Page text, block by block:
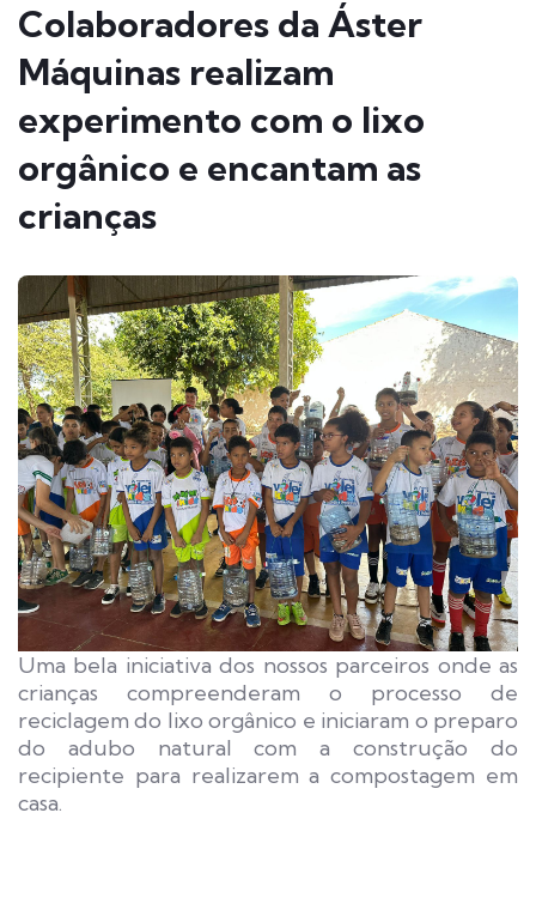
Colaboradores da Áster
Máquinas realizam
experimento com o lixo
orgânico e encantam as
crianças
Uma bela iniciativa dos nossos parceiros onde as
crianças compreenderam o processo de
reciclagem do lixo orgânico e iniciaram o preparo
do adubo natural com a construção do
recipiente para realizarem a compostagem em
casa.